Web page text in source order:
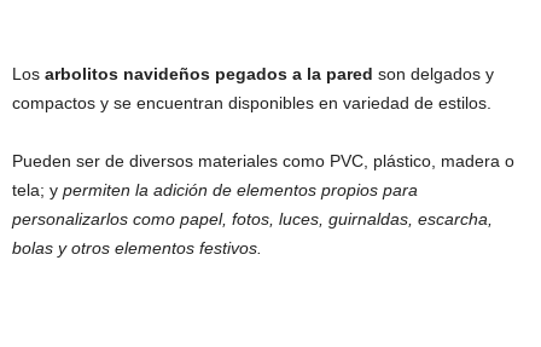
Los arbolitos navideños pegados a la pared son delgados y
compactos y se encuentran disponibles en variedad de estilos.
Pueden ser de diversos materiales como PVC, plástico, madera o
tela; y permiten la adición de elementos propios para
personalizarlos como papel, fotos, luces, guirnaldas, escarcha,
bolas y otros elementos festivos.